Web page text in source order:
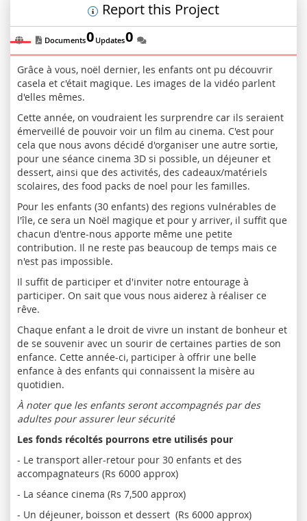
Report this Project
Grâce à vous, noël dernier, les enfants ont pu découvrir
casela et c'était magique. Les images de la vidéo parlent
d'elles mêmes.
Cette année, on voudraient les surprendre car ils seraient
émerveillé de pouvoir voir un film au cinema. C'est pour
cela que nous avons décidé d'organiser une autre sortie,
pour une séance cinema 3D si possible, un déjeuner et
dessert, ainsi que des activités, des cadeaux/matériels
scolaires, des food packs de noel pour les familles.
Pour les enfants (30 enfants) des regions vulnérables de
l'île, ce sera un Noël magique et pour y arriver, il suffit que
chacun d'entre-nous apporte même une petite
contribution. Il ne reste pas beaucoup de temps mais ce
n'est pas impossible.
Il suffit de participer et d'inviter notre entourage à
participer. On sait que vous nous aiderez à réaliser ce
rêve.
Chaque enfant a le droit de vivre un instant de bonheur et
de se souvenir avec un sourir de certaines parties de son
enfance. Cette année-ci, participer à offrir une belle
enfance à des enfants qui connaissent la misère au
quotidien.
À noter que les enfants seront accompagnés par des
adultes pour assurer leur sécurité
Les fonds récoltés pourrons etre utilisés pour
- Le transport aller-retour pour 30 enfants et des
accompagnateurs (Rs 6000 approx)
- La séance cinema (Rs 7,500 approx)
- Un déjeuner, boisson et dessert (Rs 6000 approx)
Documents0 Updates0